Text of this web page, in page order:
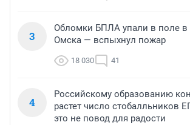
3
Обломки БПЛА упали в поле в
Омска — вспыхнул пожар
18 030 41
4
Российскому образованию
растет число стобалльников
это не повод для радости